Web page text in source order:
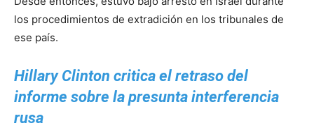
los procedimientos de extradición en los tribunales de
ese país.
Hillary Clinton critica el retraso del
informe sobre la presunta interferencia
rusa